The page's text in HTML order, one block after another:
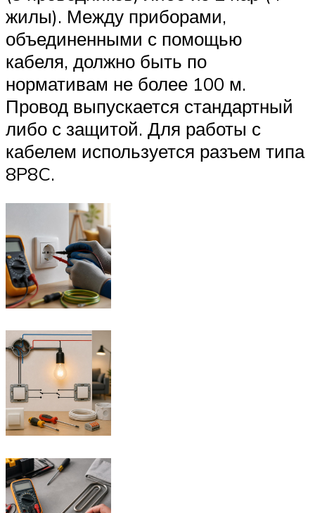
жилы). Между приборами,
объединенными с помощью
кабеля, должно быть по
нормативам не более 100 м.
Провод выпускается стандартный
либо с защитой. Для работы с
кабелем используется разъем типа
8P8C.